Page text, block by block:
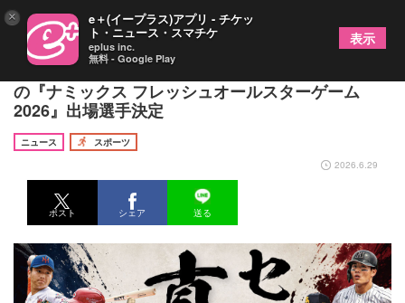
注目右腕・石垣元気らが選出！ 今年はセ・パ対決
の『ナミックス フレッシュオールスターゲーム
2026』出場選手決定
ニュース
スポーツ
2026.6.29
ポスト シェア 送る
× e＋(イープラス)アプリ - チケッ
ト・ニュース・スマチケ
eplus inc.
無料 - Google Play
表示